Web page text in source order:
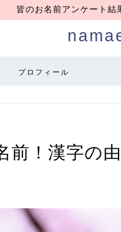
皆のお名前アンケート結
プロフィール
前！漢字の